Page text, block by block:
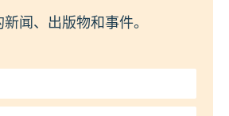
闻、出版物和事件。